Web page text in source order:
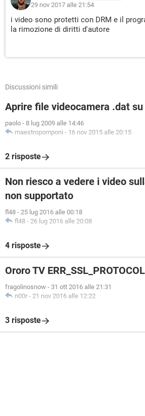
29 nov 2017 alle 21:54
i video sono protetti con DRM e il
la rimozione di diritti d'autore
Discussioni simili
Aprire file videocamera .dat su
paolo - 8 lug 2009 alle 14:46
maestropomponi - 16 nov 2015 alle 20:15
2 risposte
Non riesco a vedere i video
non supportato
fl48 - 25 lug 2016 alle 00:18
fl48 - 26 lug 2016 alle 20:08
4 risposte
Ororo TV
fragolinosnow - 31 ott 2016 alle 21:31
n00r - 21 nov 2016 alle 12:22
3 risposte